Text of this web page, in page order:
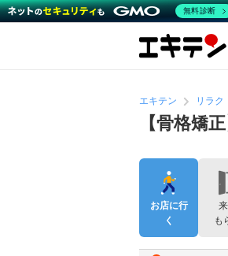
エキテン リラク
【骨格矯
お店に行
く
も
無料診断